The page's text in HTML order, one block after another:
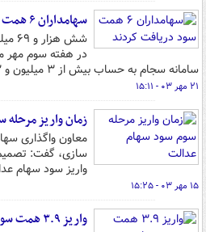
سهامداران ۶ همت سود دریافت کردند
در هفته سوم مهر
سامانه سجام به حساب بیش از ۳ میلیون و ۱۱۲ هزار سهامدار واریز شد.
۲۱ مهر ۰۳ - ۱۵:۱۱
زمان واریز
معاون واگذاری
سازی، گفت:
واریز سود سهام
۱۵ مهر ۰۳ - ۱۵:۲۵
واریز ۳.۹ همت سود به حساب سهامداران